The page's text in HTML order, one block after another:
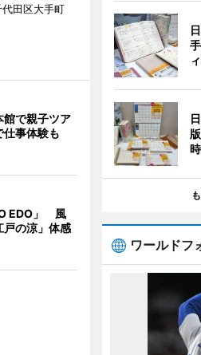
田区大手町
館で親子ツア
事体験も
EDO」 風
戸の涼」体感
ワールドフ